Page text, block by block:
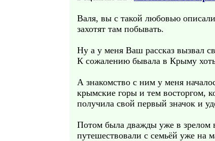
Валя, вы с такой любовью
захотят там побывать.
Ну а у меня Ваш рассказ вызвал
К сожалению бывала в Крыму
А знакомство с ним у меня
крымские горы и тем восторгом,
получила свой первый значок и
Потом была дважды уже в зрелом
путешествовали с семьёй уже на